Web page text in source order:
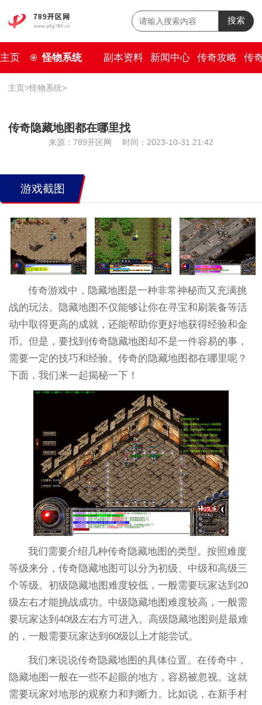
搜索
主页 怪物系统 副本资料 新闻中心 传奇攻略 传
主页>怪物系统>
传奇隐藏地图都在哪里找
来源：789开区网 时间：2023-10-31 21:42
游戏截图
传奇游戏中，隐藏地图是一种非常神秘而又充满挑
战的玩法。隐藏地图不仅能够让你在寻宝和刷装备等活
动中取得更高的成就，还能帮助你更好地获得经验和金
币。但是，要找到传奇隐藏地图却不是一件容易的事，
需要一定的技巧和经验。传奇的隐藏地图都在哪里呢？
下面，我们来一起揭秘一下！
我们需要介绍几种传奇隐藏地图的类型。按照难度
等级来分，传奇隐藏地图可以分为初级、中级和高级三
个等级。初级隐藏地图难度较低，一般需要玩家达到20
级左右才能挑战成功。中级隐藏地图难度较高，一般需
要玩家达到40级左右方可进入。高级隐藏地图则是最难
的，一般需要玩家达到60级以上才能尝试。
我们来说说传奇隐藏地图的具体位置。在传奇中，
隐藏地图一般在一些不起眼的地方，容易被忽视。这就
需要玩家对地形的观察力和判断力。比如说，在新手村